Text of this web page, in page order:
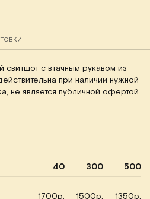
с втачным рукавом из
при наличии нужной
не является публичной офертой.
40 300 500
1700р. 1500р. 1350р.